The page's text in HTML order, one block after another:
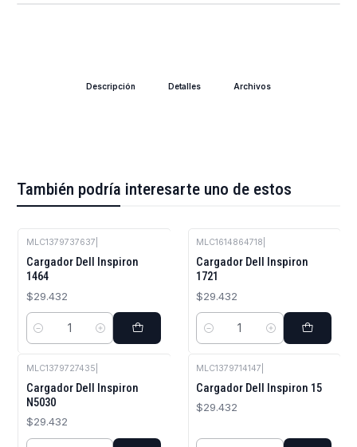
Descripción Detalles Archivos
También podría interesarte uno de estos
MLC1379737637
Cargador Dell Inspiron
1464
$29.432
Cantidad
MLC1614864718
Cargador Dell Inspiron
1721
$29.432
Cantidad
MLC1379727435
Cargador Dell Inspiron
N5030
$29.432
MLC1379714147
Cargador Dell Inspiron 15
$29.432